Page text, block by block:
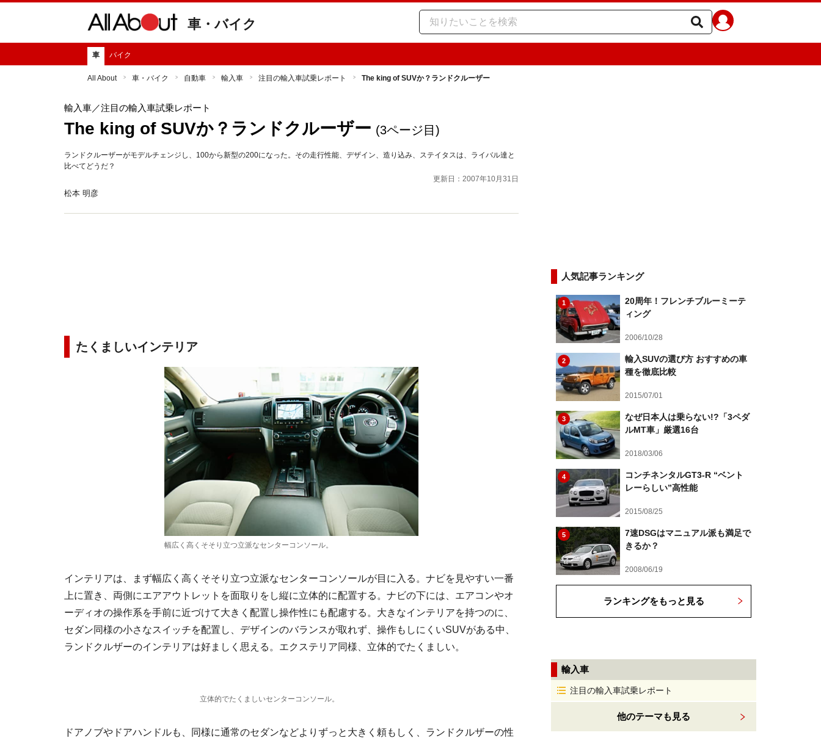
車・バイク
車 バイク
All About 車・バイク 自動車 輸入車 注目の輸入車試乗レポート The king of SUVか？ランドクルーザー
輸入車／注目の輸入車試乗レポート
The king of SUVか？ランドクルーザー (3ページ目)
ランドクルーザーがモデルチェンジし、100から新型の200になった。その走行性能、デザイン、造り込み、ステイタスは、ライバル達と
比べてどうだ？
更新日：2007年10月31日
松本 明彦
たくましいインテリア
幅広く高くそそり立つ立派なセンターコンソール。
インテリアは、まず幅広く高くそそり立つ立派なセンターコンソールが目に入る。ナビを見やすい一番
上に置き、両側にエアアウトレットを面取りをし縦に立体的に配置する。ナビの下には、エアコンやオ
ーディオの操作系を手前に近づけて大きく配置し操作性にも配慮する。大きなインテリアを持つのに、
セダン同様の小さなスイッチを配置し、デザインのバランスが取れず、操作もしにくいSUVがある中、
ランドクルザーのインテリアは好ましく思える。エクステリア同様、立体的でたくましい。
立体的でたくましいセンターコンソール。
ドアノブやドアハンドルも、同様に通常のセダンなどよりずっと大きく頼もしく、ランドクルザーの性
人気記事ランキング
1
20周年！フレンチブルーミーテ
ィング
2006/10/28
2
輸入SUVの選び方 おすすめの車
種を徹底比較
2015/07/01
3
なぜ日本人は乗らない!?「3ペダ
ルMT車」厳選16台
2018/03/06
4
コンチネンタルGT3-R “ベント
レーらしい”高性能
2015/08/25
5
7速DSGはマニュアル派も満足で
きるか？
2008/06/19
ランキングをもっと見る
輸入車
注目の輸入車試乗レポート
他のテーマも見る